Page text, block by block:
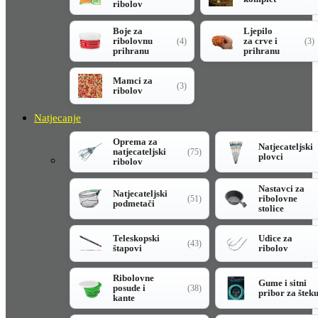
ribolov
Boje za
ribolovnu
prihranu
(4)
Ljepilo
za crve i
prihranu
(3)
Mamci za
ribolov
(3)
Natjecanje
Oprema za
natjecateljski
ribolov
(75)
Natjecateljski
plovci
Natjecateljski
podmetači
(51)
Nastavci za
ribolovne
stolice
Teleskopski
štapovi
(43)
Udice za
ribolov
Ribolovne
posude i
kante
(38)
Gume i sitni
pribor za šteku